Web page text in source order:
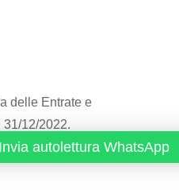
delle Entrate e
31/12/2022.
Invia autolettura WhatsApp